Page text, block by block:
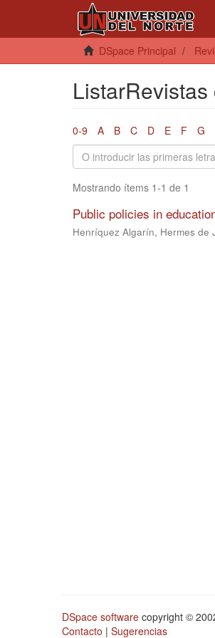
DSpace Principal
0-9 A B C D E F G
Mostrando ítems 1-1 de 1
Public policies in
Henríquez Algarín, Hermes de
DSpace software copyright ©
Contacto | Sugerencias